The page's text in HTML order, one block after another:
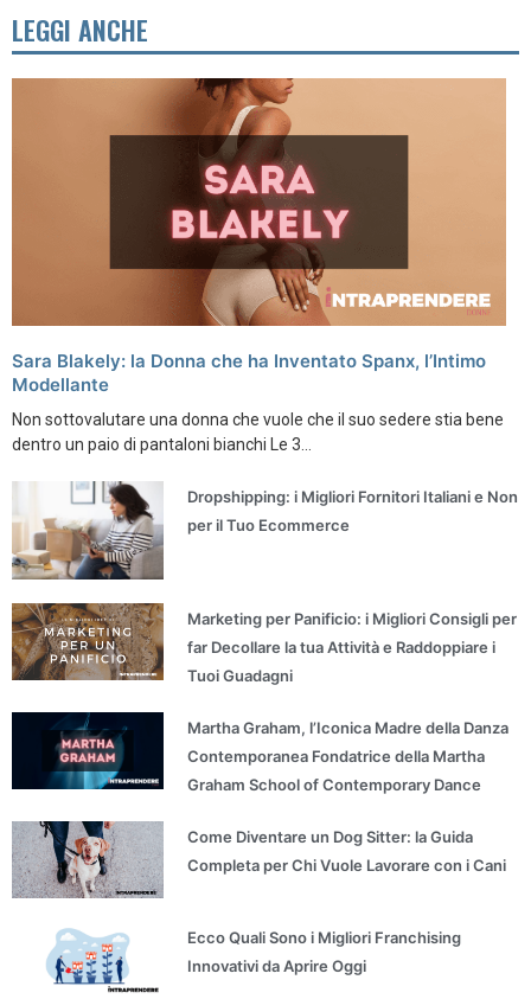
LEGGI ANCHE
Sara Blakely: la Donna che ha Inventato Spanx, l’Intimo
Modellante
Non sottovalutare una donna che vuole che il suo sedere stia bene
dentro un paio di pantaloni bianchi Le 3...
Dropshipping: i Migliori Fornitori Italiani e Non
per il Tuo Ecommerce
Marketing per Panificio: i Migliori Consigli per
far Decollare la tua Attività e Raddoppiare i
Tuoi Guadagni
Martha Graham, l’Iconica Madre della Danza
Contemporanea Fondatrice della Martha
Graham School of Contemporary Dance
Come Diventare un Dog Sitter: la Guida
Completa per Chi Vuole Lavorare con i Cani
Ecco Quali Sono i Migliori Franchising
Innovativi da Aprire Oggi